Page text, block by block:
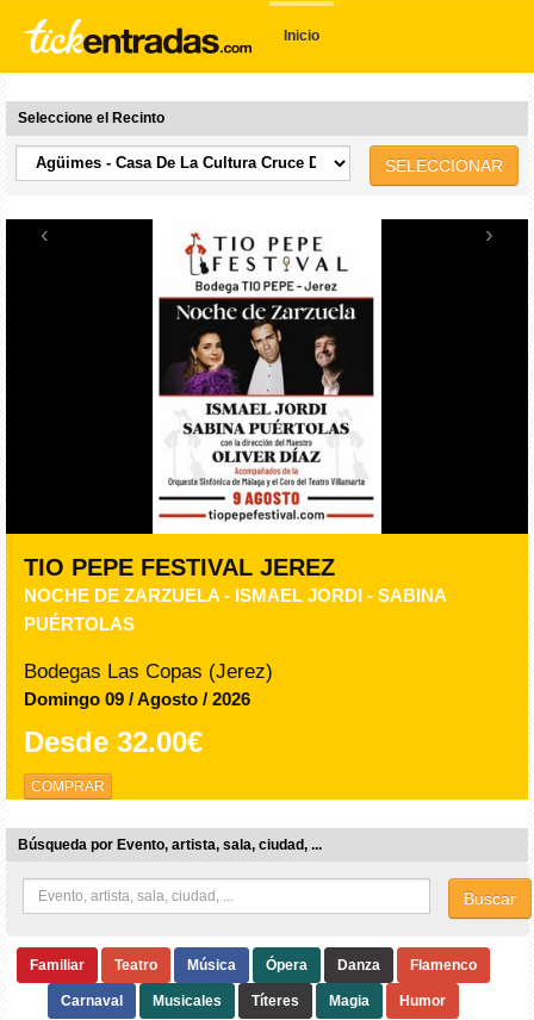
Inicio
Seleccione el Recinto
SELECCIONAR
‹ ›
TIO PEPE FESTIVAL JEREZ
NOCHE DE ZARZUELA - ISMAEL JORDI - SABINA
PUÉRTOLAS
Bodegas Las Copas (Jerez)
Domingo 09 / Agosto / 2026
Desde 32.00€
COMPRAR
Búsqueda por Evento, artista, sala, ciudad, ...
Buscar
Familiar Teatro Música Ópera Danza Flamenco
Carnaval Musicales Títeres Magia Humor